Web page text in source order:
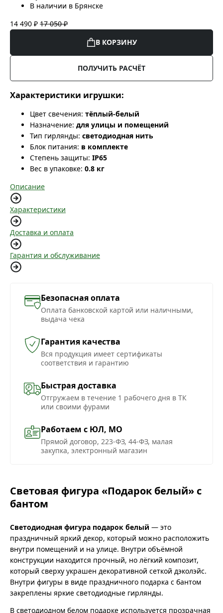
В наличии в Брянске
14 490 ₽ 17 050 ₽
В КОРЗИНУ
ПОЛУЧИТЬ РАСЧЁТ
Характеристики игрушки:
Цвет свечения: тёплый-белый
Назначение: для улицы и помещений
Тип гирлянды: светодиодная нить
Блок питания: в комплекте
Степень защиты: IP65
Вес в упаковке: 0.8 кг
Описание
Характеристики
Доставка и оплата
Гарантия и обслуживание
Безопасная оплата
Оплата банковской картой или наличными,
выдача чека
Гарантия качества
Вся продукция имеет сертификаты
соответствия и гарантию
Быстрая доставка
Отгружаем в течение 1 рабочего дня в ТК
или своими фурами
Работаем с ЮЛ, МО
Прямой договор, 223-ФЗ, 44-ФЗ, малая
закупка, электронный магазин
Световая фигура «Подарок белый» с
бантом
Светодиодная фигура подарок белый — это
праздничный яркий декор, который можно расположить
внутри помещений и на улице. Внутри объёмной
конструкции находится прочный, но лёгкий композит,
который сверху украшен декоративной сеткой дэколэйс.
Внутри фигуры в виде праздничного подарка с бантом
закреплены яркие светодиодные гирлянды.
В светодиодном белом подарке используется прозрачная